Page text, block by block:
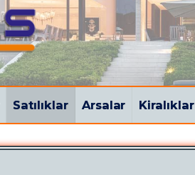
Satılıklar Arsalar Kiralıklar